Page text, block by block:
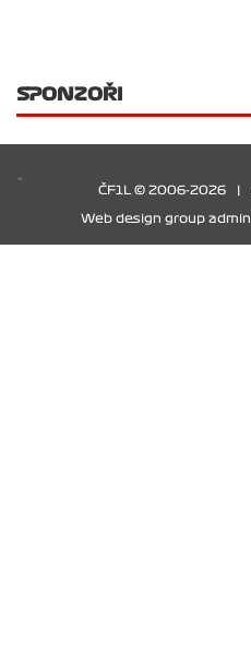
SPONZOŘI
ČF1L © 2006-2026
Web design group admin